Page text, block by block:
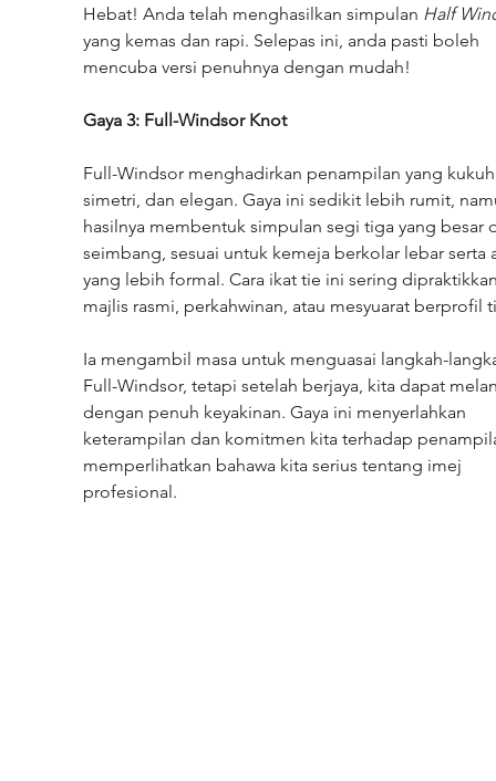
Hebat! Anda telah menghasilkan simpulan Half
yang kemas dan rapi. Selepas ini, anda pasti boleh
mencuba versi penuhnya dengan mudah!
Gaya 3: Full-Windsor Knot
Full-Windsor menghadirkan penampilan yang
simetri, dan elegan. Gaya ini sedikit lebih rumit,
hasilnya membentuk simpulan segi tiga yang besar
seimbang, sesuai untuk kemeja berkolar lebar serta
yang lebih formal. Cara ikat tie ini sering
majlis rasmi, perkahwinan, atau mesyuarat berprofil
Ia mengambil masa untuk menguasai langkah-
Full-Windsor, tetapi setelah berjaya, kita dapat
dengan penuh keyakinan. Gaya ini menyerlahkan
keterampilan dan komitmen kita terhadap
memperlihatkan bahawa kita serius tentang imej
profesional.